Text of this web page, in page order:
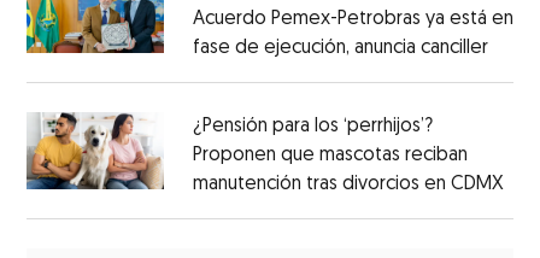
Acuerdo Pemex-Petrobras ya está en
fase de ejecución, anuncia canciller
¿Pensión para los ‘perrhijos’?
Proponen que mascotas reciban
manutención tras divorcios en CDMX